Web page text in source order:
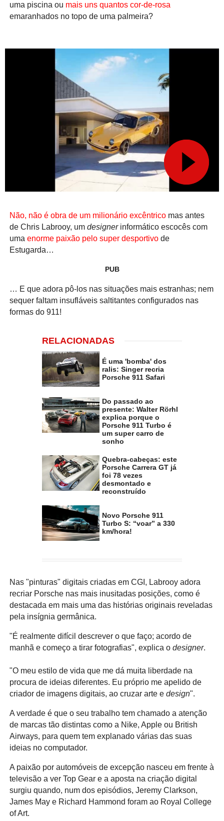
uma piscina ou mais uns quantos cor-de-rosa
emaranhados no topo de uma palmeira?
Não, não é obra de um milionário excêntricomas antes
de Chris Labrooy, um designerinformático escocês com
uma enorme paixão pelo super desportivode
Estugarda…
PUB
… E que adora pô-los nas situações mais estranhas; nem
sequer faltam insufláveis saltitantes configurados nas
formas do 911!
RELACIONADAS
É uma 'bomba' dos
ralis: Singer recria
Porsche 911 Safari
Do passado ao
presente: Walter Rörhl
explica porque o
Porsche 911 Turbo é
um super carro de
sonho
Quebra-cabeças: este
Porsche Carrera GT já
foi 78 vezes
desmontado e
reconstruído
Novo Porsche 911
Turbo S: “voar” a 330
km/hora!
Nas "pinturas" digitais criadas em CGI, Labrooy adora
recriar Porsche nas mais inusitadas posições, como é
destacada em mais uma das histórias originais reveladas
pela insígnia germânica.
"É realmente difícil descrever o que faço; acordo de
manhã e começo a tirar fotografias", explica o designer.
"O meu estilo de vida que me dá muita liberdade na
procura de ideias diferentes. Eu próprio me apelido de
criador de imagens digitais, ao cruzar arte e design".
A verdade é que o seu trabalho tem chamado a atenção
de marcas tão distintas como a Nike, Apple ou British
Airways, para quem tem explanado várias das suas
ideias no computador.
A paixão por automóveis de excepção nasceu em frente à
televisão a ver Top Gear e a aposta na criação digital
surgiu quando, num dos episódios, Jeremy Clarkson,
James May e Richard Hammond foram ao Royal College
of Art.